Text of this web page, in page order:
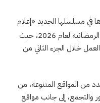
في مسلسلها الجديد «إعلام
وراثة»، لتسجّل حضورها في سباق الدراما الرمضانية لعام 2026، حيث
خلال الجزء الثاني من
من المواقع المتنوعة، من
والتجمع، إلى جانب مواقع